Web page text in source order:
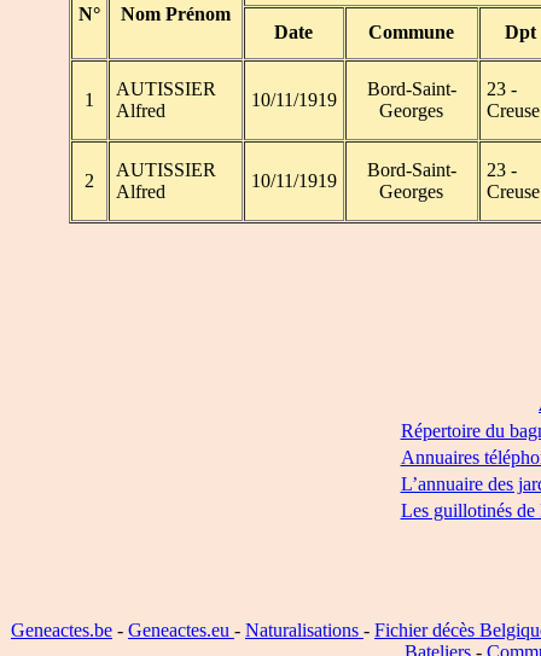
N° Nom Prénom
Date Commune Dpt
1
AUTISSIER
Alfred
10/11/1919
Bord-Saint-
Georges
23 -
Creuse
2
AUTISSIER
Alfred
10/11/1919
Bord-Saint-
Georges
23 -
Creuse
Répertoire du
Annuaires
L’annuaire des
Les guillotinés de
Geneactes.be - Geneactes.eu - Naturalisations - Fichier décès